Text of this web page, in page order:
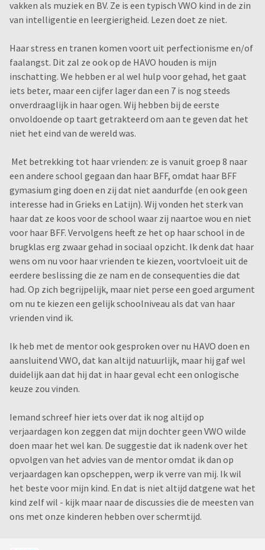
zo gewoon het contact blijven houden.
VWO te gaan en dat dan te zien dat ze in die klas weer geheel
alleen komt te staan. Liever heb ik een eigen keuze, ook als
dat betekent dat ze voet bij stuk houdt en naar de HAVO
gaat.
Vraag dus voor hier: wie heeft er ervaring met een dergelijke
situatie, wat werd de keuze (en met welke argumenten) en
vakken als muziek en BV. Ze is een typisch VWO kind in de zin
van intelligentie en leergierigheid. Lezen doet ze niet.
Haar stress en tranen komen voort uit perfectionisme en/of
faalangst. Dit zal ze ook op de HAVO houden is mijn
inschatting. We hebben er al wel hulp voor gehad, het gaat
iets beter, maar een cijfer lager dan een 7 is nog steeds
onverdraaglijk in haar ogen. Wij hebben bij de eerste
onvoldoende op taart getrakteerd om aan te geven dat het
niet het eind van de wereld was.
Met betrekking tot haar vrienden: ze is vanuit groep 8 naar
een andere school gegaan dan haar BFF, omdat haar BFF
gymasium ging doen en zij dat niet aandurfde (en ook geen
interesse had in Grieks en Latijn). Wij vonden het sterk van
haar dat ze koos voor de school waar zij naartoe wou en niet
voor haar BFF. Vervolgens heeft ze het op haar school in de
brugklas erg zwaar gehad in sociaal opzicht. Ik denk dat haar
wens om nu voor haar vrienden te kiezen, voortvloeit uit de
eerdere beslissing die ze nam en de consequenties die dat
had. Op zich begrijpelijk, maar niet perse een goed argument
om nu te kiezen een gelijk schoolniveau als dat van haar
vrienden vind ik.
Ik heb met de mentor ook gesproken over nu HAVO doen en
aansluitend VWO, dat kan altijd natuurlijk, maar hij gaf wel
duidelijk aan dat hij dat in haar geval echt een onlogische
keuze zou vinden.
Iemand schreef hier iets over dat ik nog altijd op
verjaardagen kon zeggen dat mijn dochter geen VWO wilde
doen maar het wel kan. De suggestie dat ik nadenk over het
opvolgen van het advies van de mentor omdat ik dan op
verjaardagen kan opscheppen, werp ik verre van mij. Ik wil
het beste voor mijn kind. En dat is niet altijd datgene wat het
kind zelf wil - kijk maar naar de discussies die de meesten van
ons met onze kinderen hebben over schermtijd.